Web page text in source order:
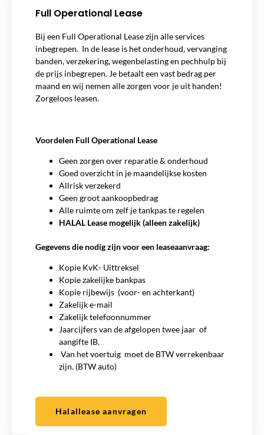
Full Operational Lease
Bij een Full Operational Lease zijn alle services
inbegrepen. In de lease is het onderhoud, vervanging
banden, verzekering, wegenbelasting en pechhulp bij
de prijs inbegrepen. Je betaalt een vast bedrag per
maand en wij nemen alle zorgen voor je uit handen!
Zorgeloos leasen.
Voordelen Full Operational Lease
Geen zorgen over reparatie & onderhoud
Goed overzicht in je maandelijkse kosten
Allrisk verzekerd
Geen groot aankoopbedrag
Alle ruimte om zelf je tankpas te regelen
HALAL Lease mogelijk (alleen zakelijk)
Gegevens die nodig zijn voor een leaseaanvraag:
Kopie KvK- Uittreksel
Kopie zakelijke bankpas
Kopie rijbewijs (voor- en achterkant)
Zakelijk e-mail
Zakelijk telefoonnummer
Jaarcijfers van de afgelopen twee jaar of
aangifte IB.
Van het voertuig moet de BTW verrekenbaar
zijn. (BTW auto)
Halallease aanvragen